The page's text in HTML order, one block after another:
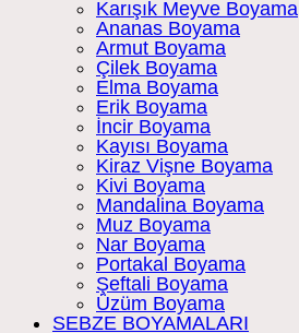
Karışık Meyve Boyama
Ananas Boyama
Armut Boyama
Çilek Boyama
Elma Boyama
Erik Boyama
İncir Boyama
Kayısı Boyama
Kiraz Vişne Boyama
Kivi Boyama
Mandalina Boyama
Muz Boyama
Nar Boyama
Portakal Boyama
Şeftali Boyama
Üzüm Boyama
SEBZE BOYAMALARI